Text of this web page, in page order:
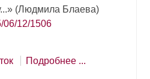
(Людмила Блаева)
06/12/1506
Подробнее ...